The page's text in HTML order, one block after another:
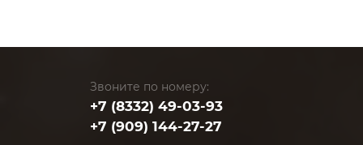
Звоните по номеру:
+7 (8332) 49-03-93
+7 (909) 144-27-27